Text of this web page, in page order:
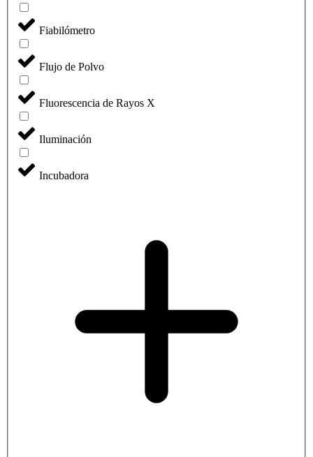
Fiabilómetro
Flujo de Polvo
Fluorescencia de Rayos X
Iluminación
Incubadora